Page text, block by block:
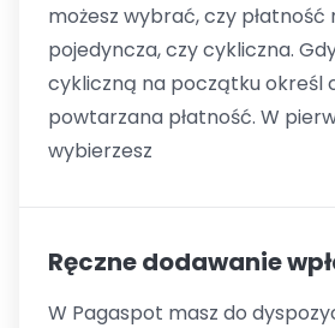
możesz wybrać, czy płatność
pojedyncza, czy cykliczna.
cykliczną na początku określ
powtarzana płatność. W
wybierzesz
Ręczne dodawanie
W Pagaspot masz do